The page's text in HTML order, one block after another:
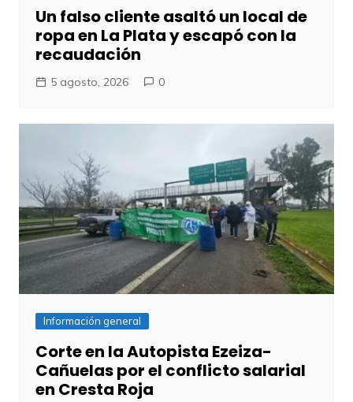
Un falso cliente asaltó un local de
ropa en La Plata y escapó con la
recaudación
5 agosto, 2026 0
Información general
Corte en la Autopista Ezeiza-
Cañuelas por el conflicto salarial
en Cresta Roja